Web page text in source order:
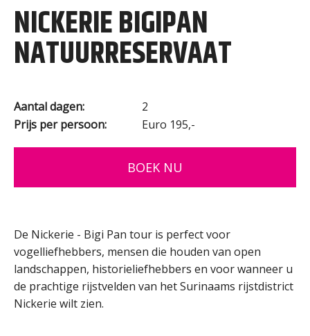
NICKERIE BIGIPAN
NATUURRESERVAAT
Aantal dagen:
2
Prijs per persoon:
Euro 195,-
BOEK NU
De Nickerie - Bigi Pan tour is perfect voor
vogelliefhebbers, mensen die houden van open
landschappen, historieliefhebbers en voor wanneer u
de prachtige rijstvelden van het Surinaams rijstdistrict
Nickerie wilt zien.